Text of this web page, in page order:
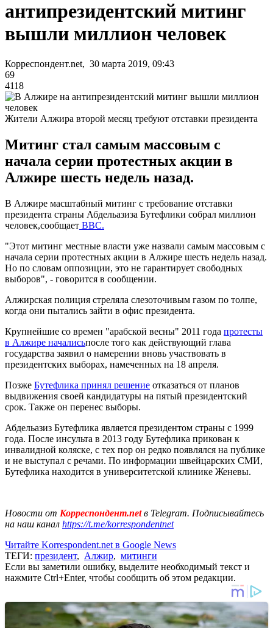
антипрезидентский митинг
вышли миллион человек
Корреспондент.net, 30 марта 2019, 09:43
69
4118
Жители Алжира второй месяц требуют отставки президента
Митинг стал самым массовым с
начала серии протестных акции в
Алжире шесть недель назад.
В Алжире масштабный митинг с требование отставки
президента страны Абдельазиза Бутефлики собрал миллион
человек,сообщает BBC.
"Этот митинг местные власти уже назвали самым массовым с
начала серии протестных акции в Алжире шесть недель назад.
Но по словам оппозиции, это не гарантирует свободных
выборов", - говорится в сообщении.
Алжирская полиция стреляла слезоточивым газом по толпе,
когда они пытались зайти в офис президента.
Крупнейшие со времен "арабской весны" 2011 года протесты
в Алжире началисьпосле того как действующий глава
государства заявил о намерении вновь участвовать в
президентских выборах, намеченных на 18 апреля.
Позже Бутефлика принял решение отказаться от планов
выдвижения своей кандидатуры на пятый президентский
срок. Также он перенес выборы.
Абдельазиз Бутефлика является президентом страны с 1999
года. После инсульта в 2013 году Бутефлика прикован к
инвалидной коляске, с тех пор он редко появлялся на публике
и не выступал с речами. По информации швейцарских СМИ,
Бутефлика находится в университетской клинике Женевы.
Новости от Корреспондент.netв Telegram. Подписывайтесь
на наш канал https://t.me/korrespondentnet
Читайте Korrespondent.net в Google News
ТЕГИ: президент, Алжир, митинги
Если вы заметили ошибку, выделите необходимый текст и
нажмите Ctrl+Enter, чтобы сообщить об этом редакции.